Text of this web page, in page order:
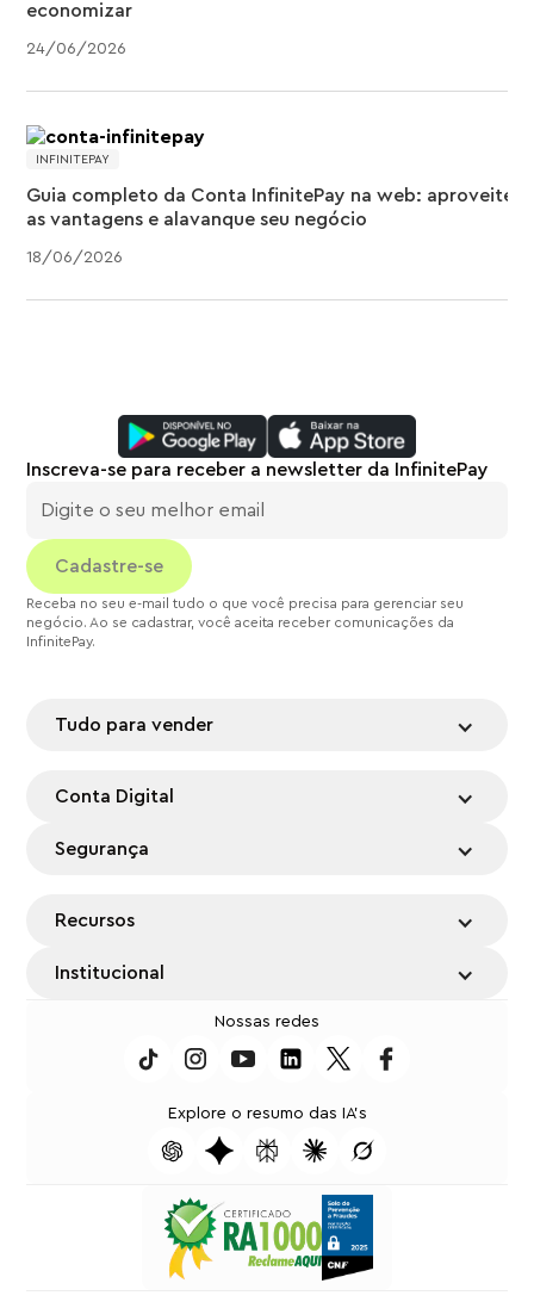
24/06/2026
economizar
INFINITEPAY
18/06/2026
Guia completo da Conta InfinitePay na web: aproveite
as vantagens e alavanque seu negócio
Tudo para vender
Conta Digital
Segurança
Recursos
Institucional
Inscreva-se para receber a newsletter da InfinitePay
Receba no seu e-mail tudo o que você precisa para gerenciar seu
negócio. Ao se cadastrar, você aceita receber comunicações da
InfinitePay.
Nossas redes
Explore o resumo das IA's